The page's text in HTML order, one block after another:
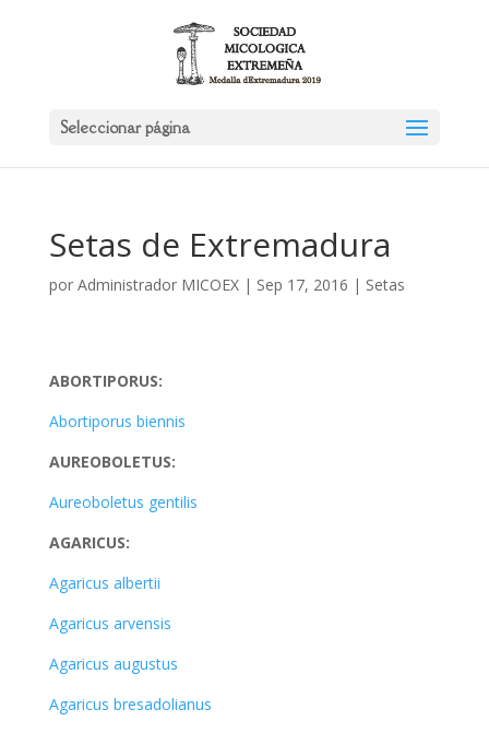
Seleccionar página
Setas de Extremadura
por Administrador MICOEX| Sep 17, 2016 | Setas
ABORTIPORUS:
Abortiporus biennis
AUREOBOLETUS:
Aureoboletus gentilis
AGARICUS:
Agaricus albertii
Agaricus arvensis
Agaricus augustus
Agaricus bresadolianus